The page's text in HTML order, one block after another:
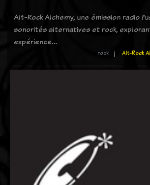
Alt-Rock Alchemy, une émission radio
sonorités alternatives et rock,
expérience…
rock Alt-Rock